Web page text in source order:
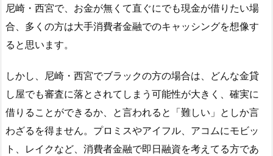
尼崎・西宮で、お金が無くて直ぐにでも現金が借りたい場
合、多くの方は大手消費者金融でのキャッシングを想像す
ると思います。
しかし、尼崎・西宮でブラックの方の場合は、どんな金貸
し屋でも審査に落とされてしまう可能性が大きく、確実に
借りることができるか、と言われると「難しい」としか言
わざるを得ません。プロミスやアイフル、アコムにモビッ
ト、レイクなど、消費者金融で即日融資を考えてる方であ